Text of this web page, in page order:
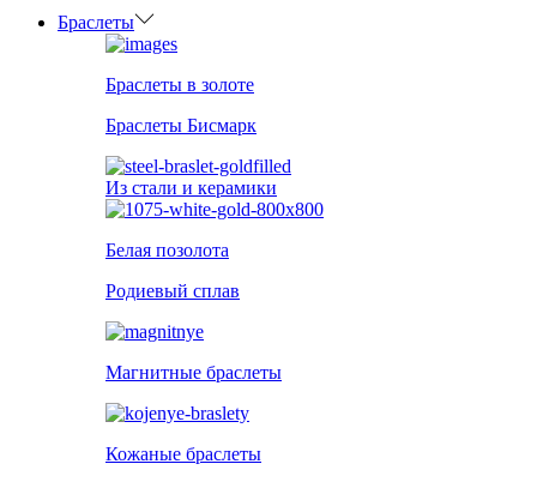
Браслеты
Браслеты в золоте
Браслеты Бисмарк
Из стали и керамики
Белая позолота
Родиевый сплав
Магнитные браслеты
Кожаные браслеты